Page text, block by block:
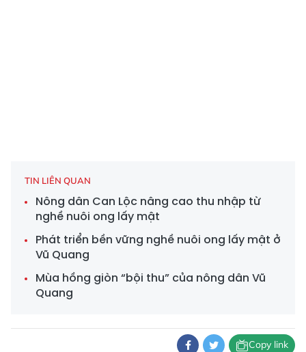
TIN LIÊN QUAN
Nông dân Can Lộc nâng cao thu nhập từ
nghề nuôi ong lấy mật
Phát triển bền vững nghề nuôi ong lấy mật ở
Vũ Quang
Mùa hồng giòn “bội thu” của nông dân Vũ
Quang
Copy link